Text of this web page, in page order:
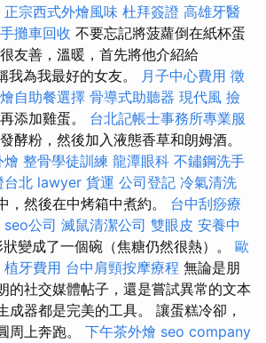
正宗西式外燴風味 杜拜簽證 高雄牙醫
攤車回收 不要忘記將菠蘿倒在紙杯蛋
友善，溫暖，首先將他介紹給
我為我最好的女友。 月子中心費用 徵
自助餐選擇 骨導式助聽器 現代風 撿
添加雞蛋。 台北記帳士事務所專業服
酵粉，然後加入液態香草和朗姆酒。
燴 整骨學徒訓練 龍潭眼科 不鏽鋼洗手
台北 lawyer 貨運 公司登記 冷氣清洗
，然後在中烤箱中煮約。 台中刮痧療
seo公司 滅鼠清潔公司 雙眼皮 安養中
變成了一個碗（焦糖仍然很熱）。 歐
植牙費用 台中肩頸按摩療程 無論是朋
的社交媒體帖子，還是嘗試異常的文本
成器都是完美的工具。 讓蛋糕冷卻，
周上奔跑。 下午茶外燴 seo company